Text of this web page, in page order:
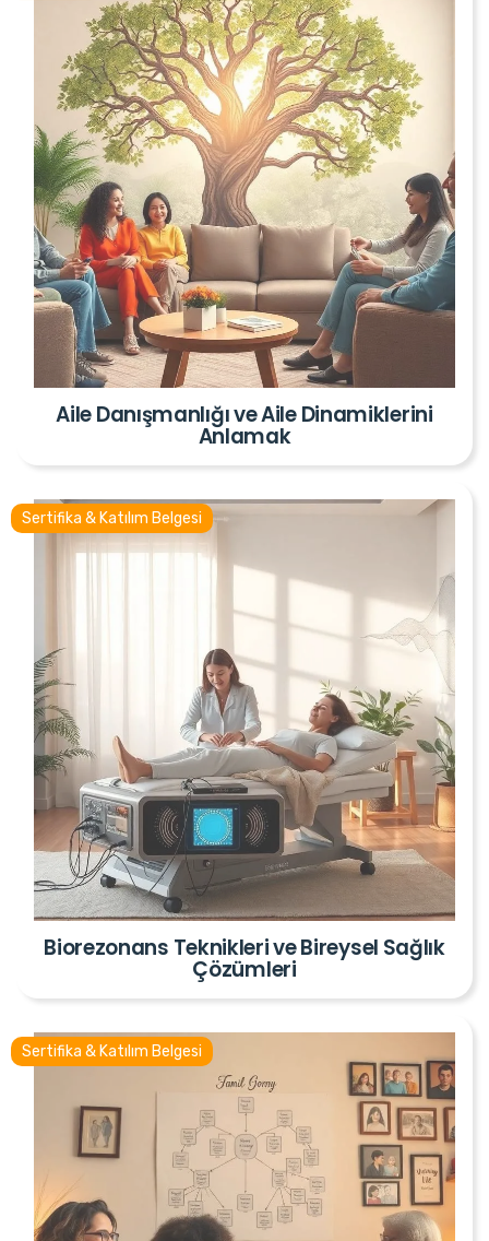
Aile Danışmanlığı ve Aile Dinamiklerini
Anlamak
Sertifika & Katılım Belgesi
Biorezonans Teknikleri ve Bireysel Sağlık
Çözümleri
Sertifika & Katılım Belgesi